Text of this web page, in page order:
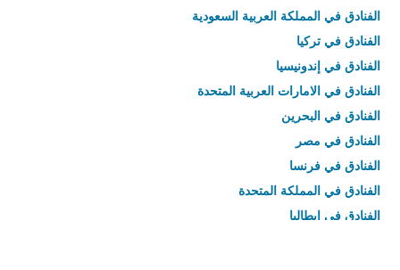
الفنادق في المملكة العربية السعودية
الفنادق في تركيا
الفنادق في إندونيسيا
الفنادق في الامارات العربية المتحدة
الفنادق في البحرين
الفنادق في مصر
الفنادق في فرنسا
الفنادق في المملكة المتحدة
الفنادق في إيطاليا